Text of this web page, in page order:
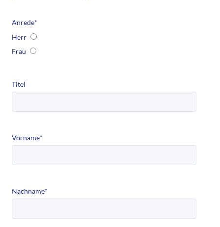
Anrede*
Herr
Frau
Titel
Vorname*
Nachname*